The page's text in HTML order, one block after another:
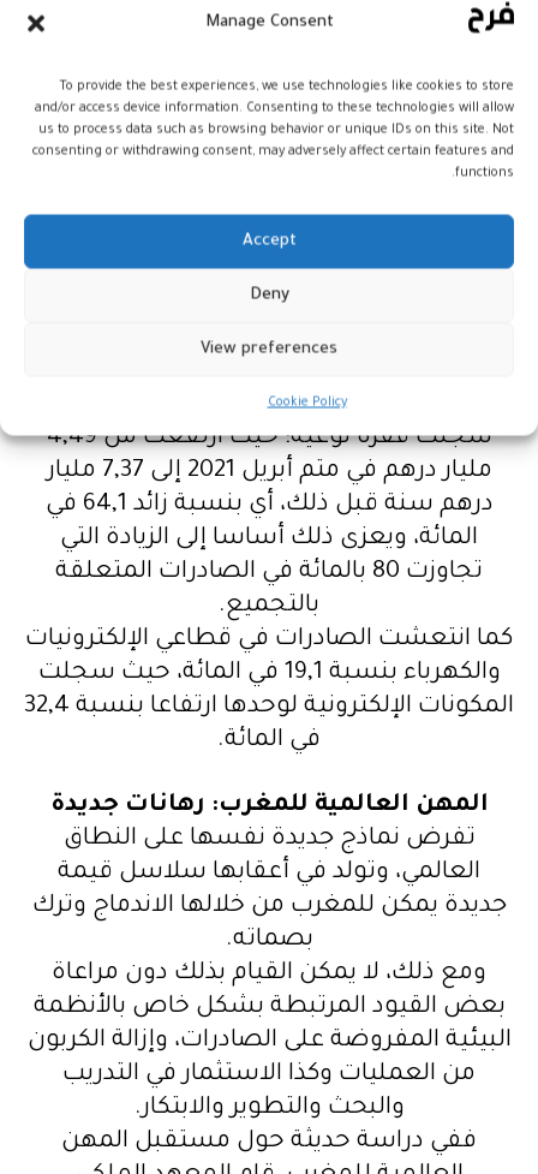
Manage Consent
To provide the best experiences, we use technologies like cookies to store
and/or access device information. Consenting to these technologies will allow
us to process data such as browsing behavior or unique IDs on this site. Not
consenting or withdrawing consent, may adversely affect certain features and
functions.
Accept
Deny
View preferences
Cookie Policy
والفلاحة والغابات والصيد (+ 7 في المائة).
جانبها نموا بنسبة 12,9 في المائة لتصل إلى
31,99 مليار درهم عند متم أبريل 2022، مقابل
انخفضت حصة هذه المبيعات من إجمالي
متم أبريل 2022، مقابل 27,3 في المائة نهاية
أما بالنسبة لصادرات قطاع الطيران، فقد
سجلت قفزة نوعية؛ حيث ارتفعت من 4,49
مليار درهم في متم أبريل 2021 إلى 7,37 مليار
درهم سنة قبل ذلك، أي بنسبة زائد 64,1 في
المائة، ويعزى ذلك أساسا إلى الزيادة التي
تجاوزت 80 بالمائة في الصادرات المتعلقة
بالتجميع.
كما انتعشت الصادرات في قطاعي الإلكترونيات
والكهرباء بنسبة 19,1 في المائة، حيث سجلت
المكونات الإلكترونية لوحدها ارتفاعا بنسبة 32,4
في المائة.
المهن العالمية للمغرب: رهانات جديدة
تفرض نماذج جديدة نفسها على النطاق
العالمي، وتولد في أعقابها سلاسل قيمة
جديدة يمكن للمغرب من خلالها الاندماج وترك
بصماته.
ومع ذلك، لا يمكن القيام بذلك دون مراعاة
بعض القيود المرتبطة بشكل خاص بالأنظمة
البيئية المفروضة على الصادرات، وإزالة الكربون
من العمليات وكذا الاستثمار في التدريب
والبحث والتطوير والابتكار.
ففي دراسة حديثة حول مستقبل المهن